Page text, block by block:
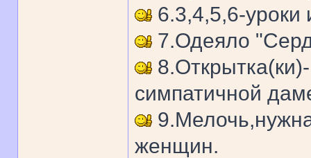
6.3,4,5,6-уроки
7.Одеяло
симпатичной
женщин.